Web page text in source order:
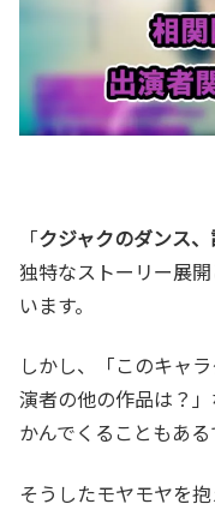
「クジャクのダンス
独特なストーリー展
います。
しかし、「このキャ
演者の他の作品は？
かんでくることもある
そうしたモヤモヤを